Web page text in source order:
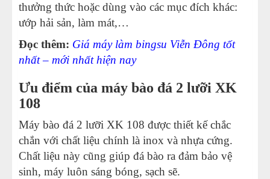
thưởng thức hoặc dùng vào các mục đích khác:
ướp hải sản, làm mát,…
Đọc thêm: Giá máy làm bingsu Viễn Đông tốt
nhất – mới nhất hiện nay
Ưu điểm của máy bào đá 2 lưỡi XK
108
Máy bào đá 2 lưỡi XK 108 được thiết kế chắc
chắn với chất liệu chính là inox và nhựa cứng.
Chất liệu này cũng giúp đá bào ra đảm bảo vệ
sinh, máy luôn sáng bóng, sạch sẽ.